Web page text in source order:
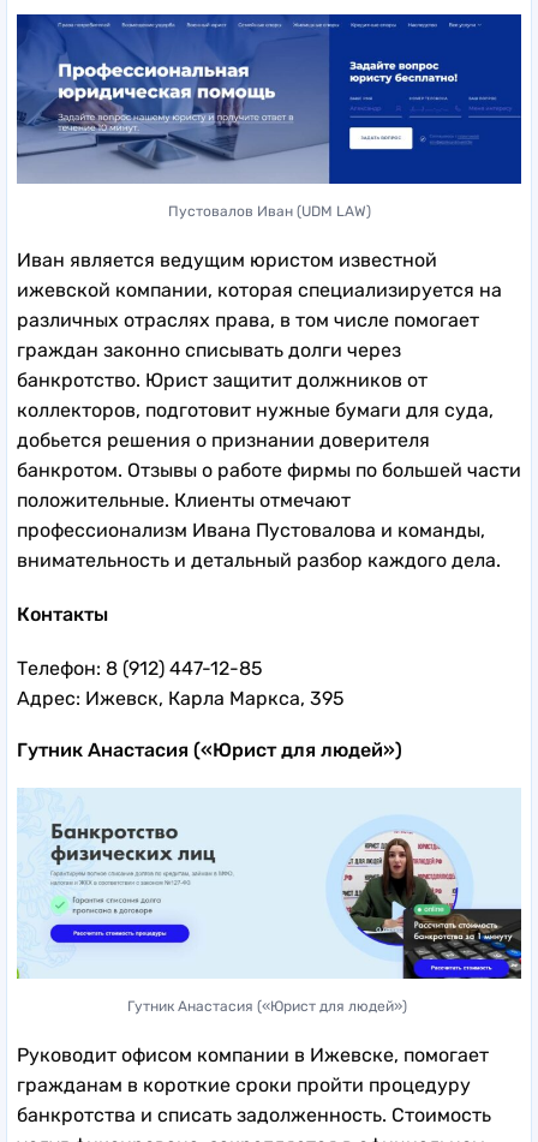
Пустовалов Иван (UDM LAW)
Иван является ведущим юристом известной
ижевской компании, которая специализируется на
различных отраслях права, в том числе помогает
граждан законно списывать долги через
банкротство. Юрист защитит должников от
коллекторов, подготовит нужные бумаги для суда,
добьется решения о признании доверителя
банкротом. Отзывы о работе фирмы по большей части
положительные. Клиенты отмечают
профессионализм Ивана Пустовалова и команды,
внимательность и детальный разбор каждого дела.
Контакты
Телефон: 8 (912) 447-12-85
Адрес: Ижевск, Карла Маркса, 395
Гутник Анастасия («Юрист для людей»)
Гутник Анастасия («Юрист для людей»)
Руководит офисом компании в Ижевске, помогает
гражданам в короткие сроки пройти процедуру
банкротства и списать задолженность. Стоимость